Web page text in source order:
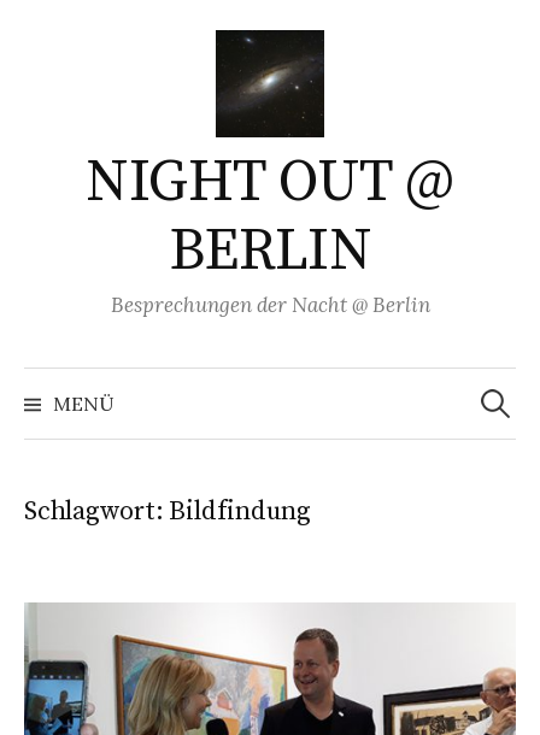
NIGHT OUT @
BERLIN
Besprechungen der Nacht @ Berlin
MENÜ
Suchen
nach:
Schlagwort: Bildfindung